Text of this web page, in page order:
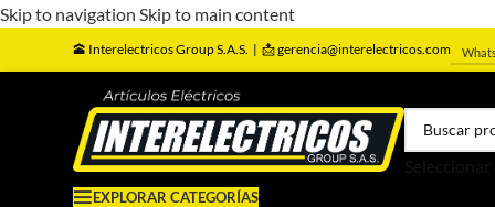
Skip to navigation Skip to main content
🕋 Interelectricos Group S.A.S. | 📩 gerencia@interelectricos.com
EXPLORAR CATEGORÍAS